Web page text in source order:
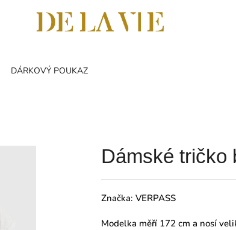
DÁRKOVÝ POUKAZ
Dámské tričko
Značka: VERPASS
Modelka měří 172 cm a nosí